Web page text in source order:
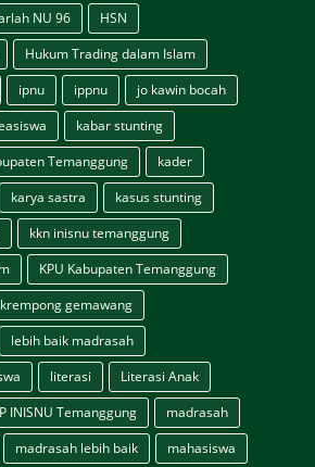
NU 96
HSN
Hukum Trading dalam Islam
ipnu ippnu
jo kawin bocah
kabar stunting
Temanggung
kader
karya sastra
kasus stunting
kkn inisnu temanggung
KPU Kabupaten Temanggung
krempong gemawang
lebih baik madrasah
literasi
Literasi Anak
INISNU Temanggung
madrasah
madrasah lebih baik
mahasiswa